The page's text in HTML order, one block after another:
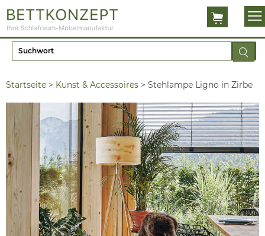
Startseite > Kunst & Accessoires > Stehlampe Ligno in Zirbe